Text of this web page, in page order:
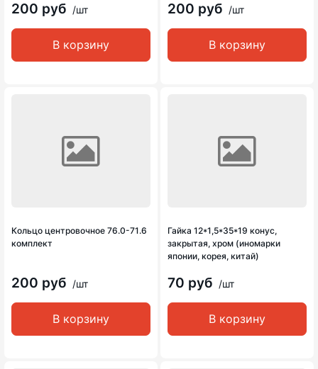
200 руб /шт
В корзину
200 руб /шт
В корзину
Кольцо центровочное 76.0-71.6
комплект
200 руб /шт
В корзину
Гайка 12*1,5*35*19 конус,
закрытая, хром (иномарки
японии, корея, китай)
70 руб /шт
В корзину